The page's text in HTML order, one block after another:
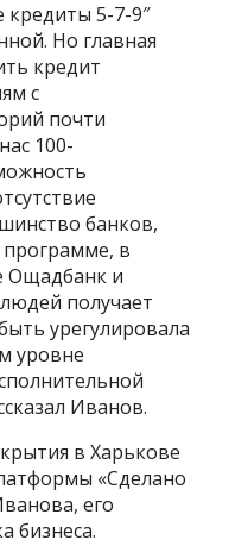
кредиты 5-7-9″
Но главная
кредит
с
почти
100-
банков,
в
Ощадбанк и
получает
урегулировала
уровне
Иванов.
в Харькове
«Сделано
его
бизнеса.